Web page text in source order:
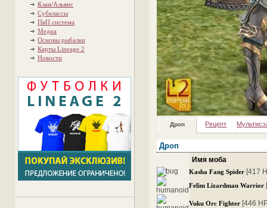
Клан/Альянс
Субклассы
ПвП система
Медиа
Основы рыбалки
Карты Lineage 2
Новости
Дроп Рецепт
Дроп
Имя моба
Kasha Fang Spider [417
Felim Lizardman Warrior
Vuku Orc Fighter [446